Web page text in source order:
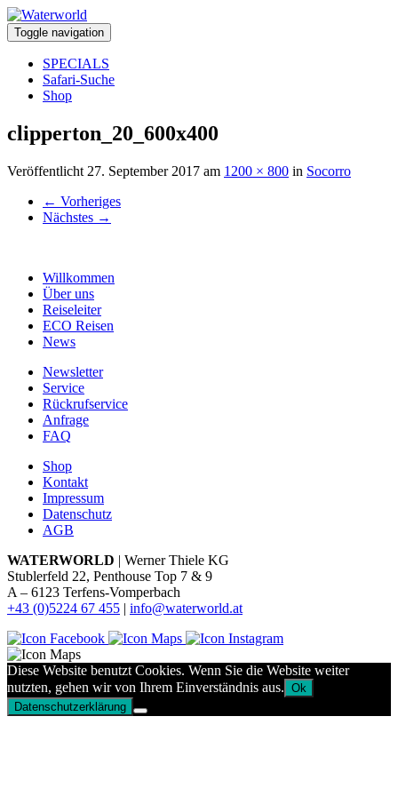
Toggle navigation
SPECIALS
Safari-Suche
Shop
clipperton_20_600x400
Veröffentlicht 27. September 2017 am 1200 × 800 in Socorro
← Vorheriges
Nächstes →
Willkommen
Über uns
Reiseleiter
ECO Reisen
News
Newsletter
Service
Rückrufservice
Anfrage
FAQ
Shop
Kontakt
Impressum
Datenschutz
AGB
WATERWORLD | Werner Thiele KG
Stublerfeld 22, Penthouse Top 7 & 9
A – 6123 Terfens-Vomperbach
+43 (0)5224 67 455 | info@waterworld.at
Diese Website benutzt Cookies. Wenn Sie die Website weiter
nutzten, gehen wir von Ihrem Einverständnis aus. Ok
Datenschutzerklärung